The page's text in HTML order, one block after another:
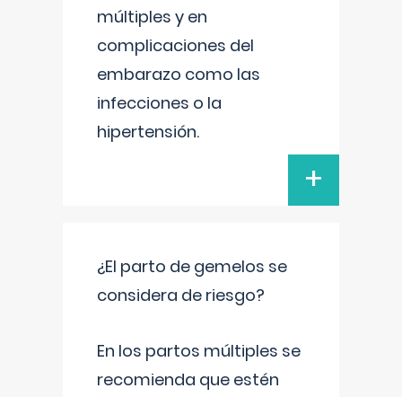
múltiples y en
complicaciones del
embarazo como las
infecciones o la
hipertensión.
+
¿El parto de gemelos se
considera de riesgo?
En los partos múltiples se
recomienda que estén